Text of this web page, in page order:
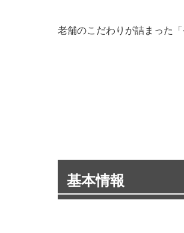
老舗のこだわりが詰まった
基本情報